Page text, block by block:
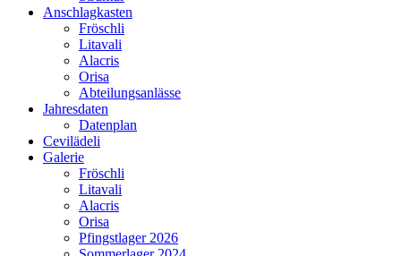
Anschlagkasten
Fröschli
Litavali
Alacris
Orisa
Abteilungsanlässe
Jahresdaten
Datenplan
Cevilädeli
Galerie
Fröschli
Litavali
Alacris
Orisa
Pfingstlager 2026